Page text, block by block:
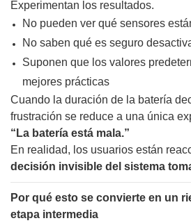
Experimentan los resultados.
No pueden ver qué sensores
No saben qué es seguro
Suponen que los valores
mejores prácticas
Cuando la duración de la batería
frustración se reduce a una única
“La batería está mala.”
En realidad, los usuarios están
decisión invisible del sistema
Por qué esto se convierte en un
etapa intermedia